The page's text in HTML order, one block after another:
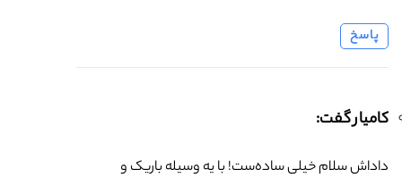
پاسخ
کامیار گفت:
داداش سلام خیلی ساده‌ست! با یه وسیله باریک و